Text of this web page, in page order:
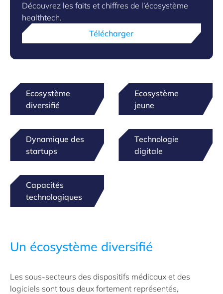
Découvrez les faits et chiffres de l’écosystème
healthtech.
Télécharger
Ecosystème
diversifié
Ecosystème
jeune
Dynamique des
startups
Technologie
digitale
Capacités
technologiques
Un écosystème diversifié
Les sous-secteurs des dispositifs médicaux et des
logiciels sont tous deux fortement représentés,